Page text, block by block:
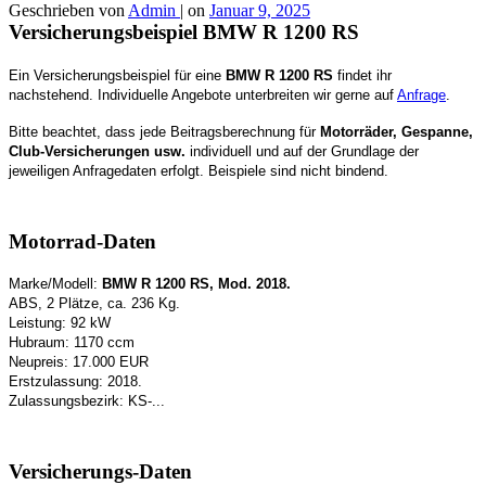
Geschrieben von Admin | on Januar 9, 2025
Versicherungsbeispiel BMW R 1200 RS
Ein Versicherungsbeispiel für eine BMW R 1200 RS findet ihr
nachstehend. Individuelle Angebote unterbreiten wir gerne auf Anfrage
Bitte beachtet, dass jede Beitragsberechnung für Motorräder, Gespanne,
Club-Versicherungen usw. individuell und auf der Grundlage der
jeweiligen Anfragedaten erfolgt. Beispiele sind nicht bindend.
Motorrad-Daten
Marke/Modell: BMW R 1200 RS, Mod. 2018.
ABS, 2 Plätze, ca. 236 Kg.
Leistung: 92 kW
Hubraum: 1170 ccm
Neupreis: 17.000 EUR
Erstzulassung: 2018.
Zulassungsbezirk: KS-...
Versicherungs-Daten